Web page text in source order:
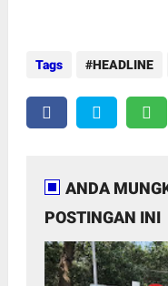
Tags HEADLINE
ANDA
POSTINGAN INI